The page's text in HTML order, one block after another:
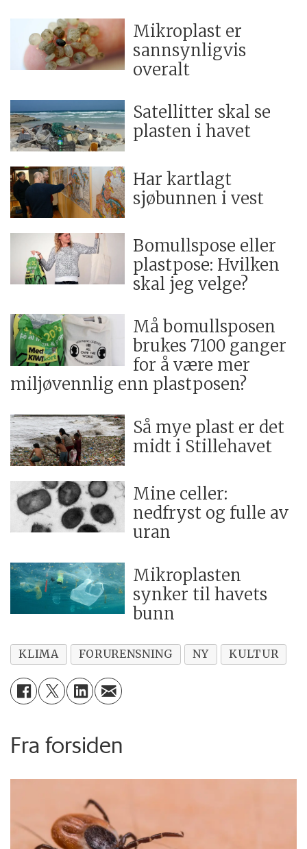
Mikroplast er
sannsynligvis
overalt
Satellitter skal se
plasten i havet
Har kartlagt
sjøbunnen i vest
Bomullspose eller
plastpose: Hvilken
skal jeg velge?
Må bomullsposen
brukes 7100 ganger
for å være mer
miljøvennlig enn plastposen?
Så mye plast er det
midt i Stillehavet
Mine celler:
nedfryst og fulle av
uran
Mikroplasten
synker til havets
bunn
KLIMA FORURENSNING NY KULTUR
Fra forsiden